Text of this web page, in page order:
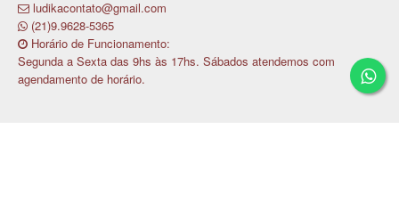
ludikacontato@gmail.com
(21)9.9628-5365
Horário de Funcionamento:
Segunda a Sexta das 9hs às 17hs. Sábados atendemos com
agendamento de horário.